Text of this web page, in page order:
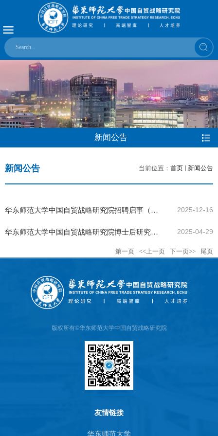
新闻公告
当前位置： 首页 新闻公告
新闻公告
华东师范大学中国自贸战略研究院招聘启事（长
期有效）
2025-12-16
华东师范大学中国自贸战略研究院博士后研究员 2025-04-29
第一页 <<上一页 下一页>> 尾页
版权所有©华东师范大学中国自贸战略研究院
友情链接
华东师范大学